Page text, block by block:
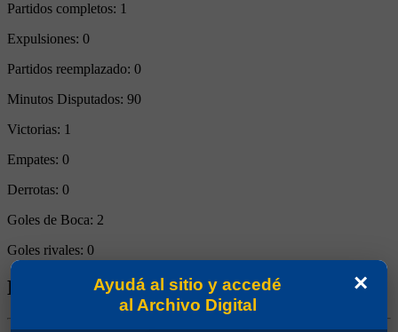
Partidos completos: 1
Expulsiones: 0
Partidos reemplazado: 0
Minutos Disputados: 90
Victorias: 1
Empates: 0
Derrotas: 0
Goles de Boca: 2
Goles rivales: 0
Biografía de Ivar Gerardo Stafuza ×
Ayudá al sitio y accedé
al Archivo Digital